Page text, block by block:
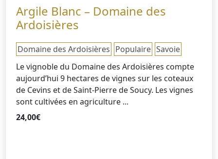
Argile Blanc – Domaine des
Ardoisières
Domaine des Ardoisières Populaire Savoie
Le vignoble du Domaine des Ardoisières compte
aujourd’hui 9 hectares de vignes sur les coteaux
de Cevins et de Saint-Pierre de Soucy. Les vignes
sont cultivées en agriculture ...
24,00€